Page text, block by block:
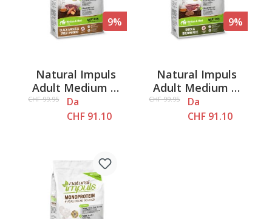
9%
Natural Impuls
Adult Medium &
Maxi - Black Angus
& Patate dolci
CHF 99.95
Da
CHF 91.10
9%
Natural Impuls
Adult Medium &
Maxi - Anatra
CHF 99.95
Da
CHF 91.10